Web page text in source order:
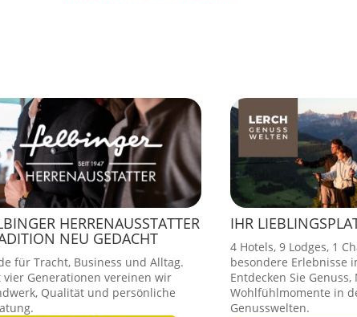
HERRENAUSSTATTER
NEU GEDACHT
für Tracht, Business und Alltag.
vier Generationen vereinen wir
Qualität und persönliche
IHR
4 Hotels, 9 Lodges, 1
besondere Erlebnisse
Entdecken Sie
Wohlfühlmomente in
Genusswelten.